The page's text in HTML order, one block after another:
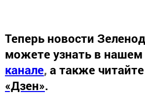
Теперь новости
можете узнать в нашем
канале, а также
«Дзен».